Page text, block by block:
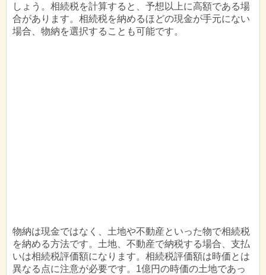
しょう。相続税を計算すると、予想以上に高額である場
合があります。相続税を納めるほどの現金が手元にない
場合、物納を選択することも可能です。
物納は現金ではなく、土地や不動産といった物で相続税
を納める方法です。土地、不動産で納税する場合、支払
いは相続税評価額になります。相続税評価額は時価とは
異なる点に注意が必要です。1億円の時価の土地であっ